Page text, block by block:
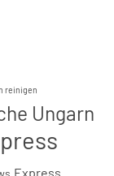
reinigen
Ungarn
Express